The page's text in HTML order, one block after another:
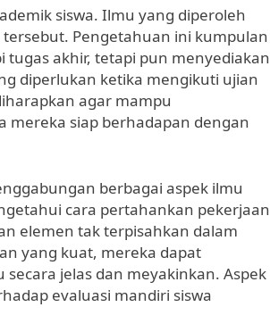
siswa. Ilmu yang diperoleh
Pengetahuan ini kumpulan
akhir, tetapi pun menyediakan
diperlukan ketika mengikuti ujian
agar mampu
siap berhadapan dengan
berbagai aspek ilmu
cara pertahankan pekerjaan
elemen tak terpisahkan dalam
yang kuat, mereka dapat
jelas dan meyakinkan. Aspek
evaluasi mandiri siswa